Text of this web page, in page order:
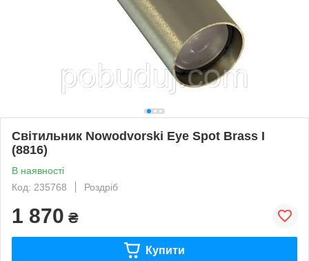
Світильник Nowodvorski Eye Spot Brass I
(8816)
В наявності
Код: 235768
Роздріб
1 870 ₴
Купити